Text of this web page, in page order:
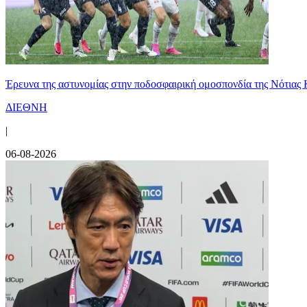
Έρευνα της αστυνομίας στην ποδοσφαιρική ομοσπονδία της
ΔΙΕΘΝΗ
|
06-08-2026